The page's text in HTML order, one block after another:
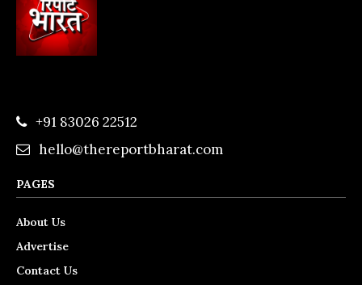
+91 83026 22512
hello@thereportbharat.com
PAGES
About Us
Advertise
Contact Us